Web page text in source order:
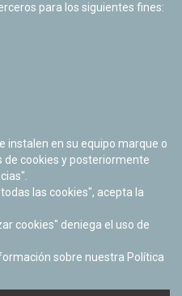
para los siguientes fines:
instalen en su equipo marque o
cookies y posteriormente
las cookies", acepta la
cookies" deniega el uso de
sobre nuestra Política